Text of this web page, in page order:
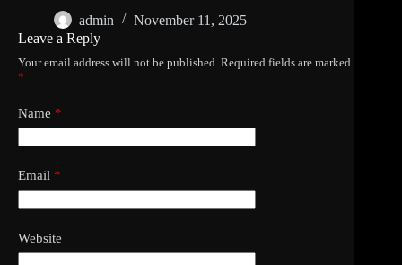
admin
November 11, 2025
Leave a Reply
Your email address will not be published. Required fields are marked
*
Name *
Email *
Website